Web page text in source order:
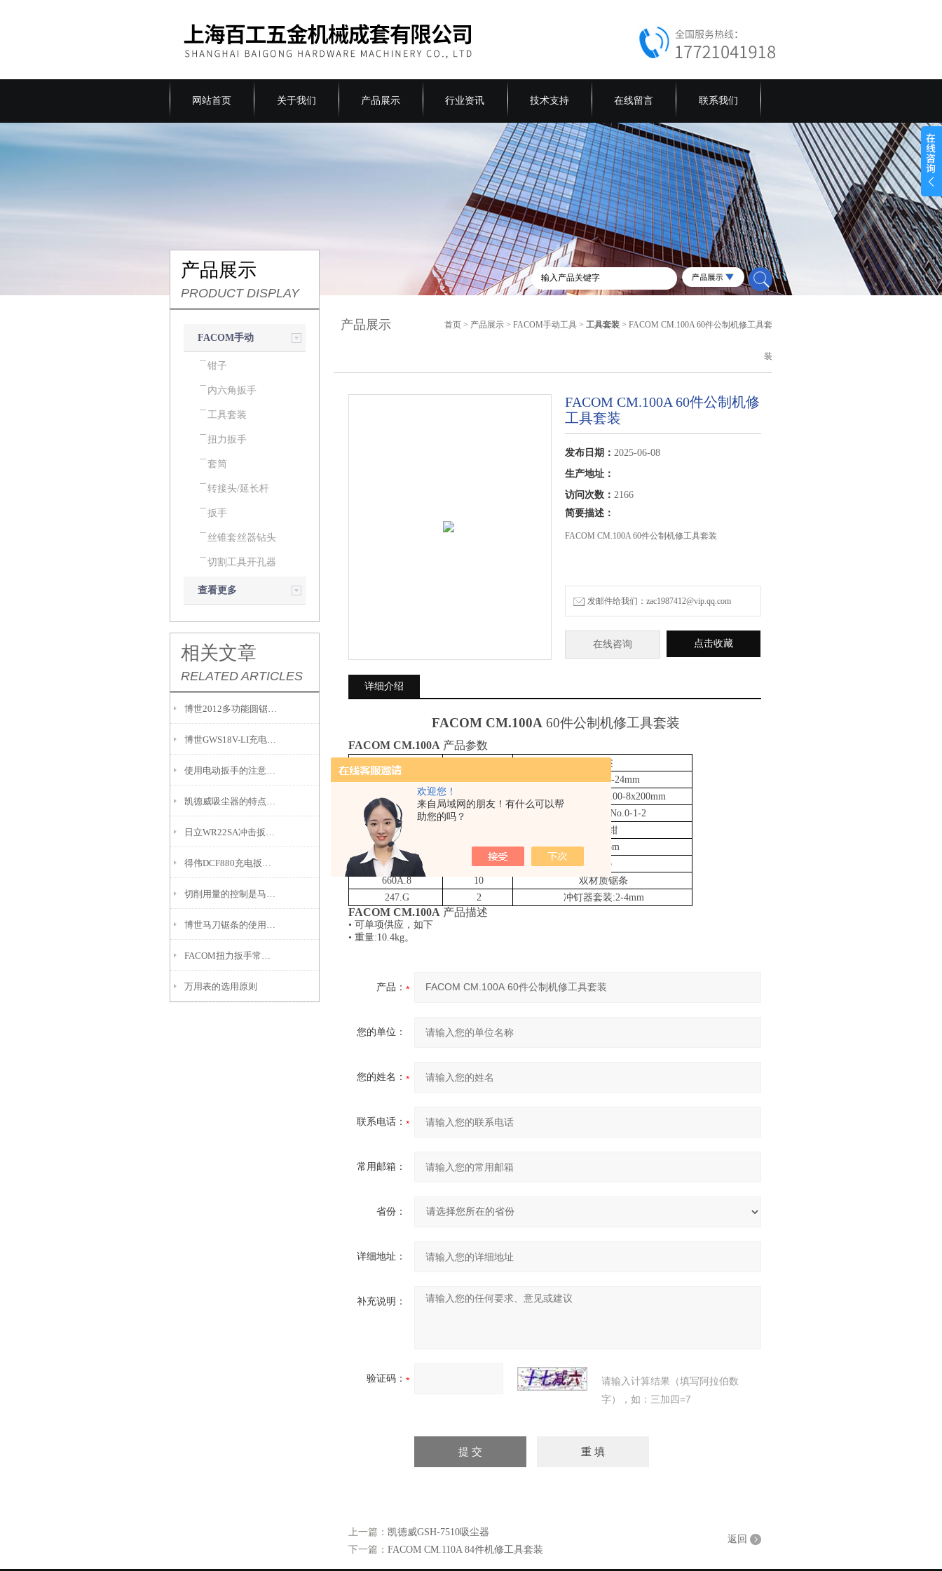
欢迎您！
来自局域网的朋友！有什么可以帮
助您的吗？
网站首页 关于我们 产品展示 行业资讯 技术支持 在线留言 联系我们
产品展示
PRODUCT DISPLAY
FACOM手动
工具
钳子
内六角扳手
工具套装
扭力扳手
套筒
转接头/延长杆
扳手
丝锥套丝器钻头
切割工具开孔器
查看更多
相关文章
RELATED ARTICLES
博世2012多功能圆锯片升级上市
博世GWS18V-LI充电角磨机产品优点描述
使用电动扳手的注意事项
万用表的选用原则
产品展示 首页 > 产品展示 >FACOM手动工具 >工具套装 > FACOM CM.100A 60件公制机修工具套
装
FACOM CM.100A 60件公制机修
工具套装
发布日期： 2025-06-08
生产地址：
访问次数： 2166
简要描述：
FACOM CM.100A 60件公制机修工具套装
发邮件给我们：zac1987412@vip.qq.com
在线咨询 点击收藏
详细介绍
FACOM CM.100A 60件公制机修工具套装
FACOMCM.100A 产品参数
描述
7-24mm
ANF
6.5x100-8x200mm
ANP
No.0-1-2
187.18CPE
钢丝钳
893.316
1
3m
603E
锯弓
660A.8
10
双材质锯条
247.G
2 冲钉器套装:2-4mm
FACOMCM.100A 产品描述
• 可单项供应，如下
• 重量:10.4kg。
产品：
您的单位：
您的姓名：
联系电话：
常用邮箱：
省份：
详细地址：
补充说明：
验证码：
请输入计算结果（填写阿拉伯数
字），如：三加四=7
上一篇： 凯德威GSH-7510吸尘器
下一篇： FACOM CM.110A 84件机修工具套装
返回